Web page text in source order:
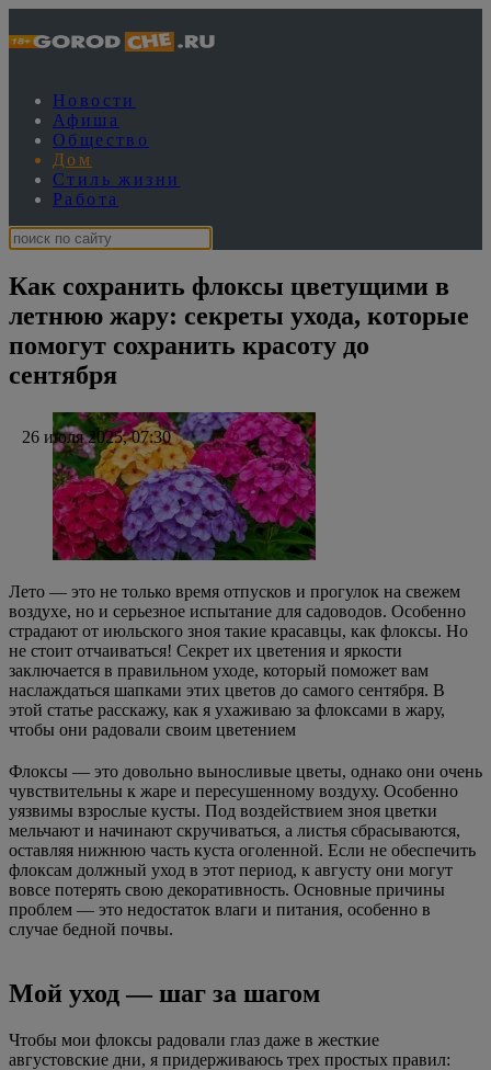
Новости
Афиша
Общество
Дом
Стиль жизни
Работа
Как сохранить флоксы цветущими в
летнюю жару: секреты ухода, которые
помогут сохранить красоту до
сентября
26 июля 2025, 07:30
Лето — это не только время отпусков и прогулок на свежем
воздухе, но и серьезное испытание для садоводов. Особенно
страдают от июльского зноя такие красавцы, как флоксы. Но
не стоит отчаиваться! Секрет их цветения и яркости
заключается в правильном уходе, который поможет вам
наслаждаться шапками этих цветов до самого сентября. В
этой статье расскажу, как я ухаживаю за флоксами в жару,
чтобы они радовали своим цветением
Флоксы — это довольно выносливые цветы, однако они очень
чувствительны к жаре и пересушенному воздуху. Особенно
уязвимы взрослые кусты. Под воздействием зноя цветки
мельчают и начинают скручиваться, а листья сбрасываются,
оставляя нижнюю часть куста оголенной. Если не обеспечить
флоксам должный уход в этот период, к августу они могут
вовсе потерять свою декоративность. Основные причины
проблем — это недостаток влаги и питания, особенно в
случае бедной почвы.
Мой уход — шаг за шагом
Чтобы мои флоксы радовали глаз даже в жесткие
августовские дни, я придерживаюсь трех простых правил: